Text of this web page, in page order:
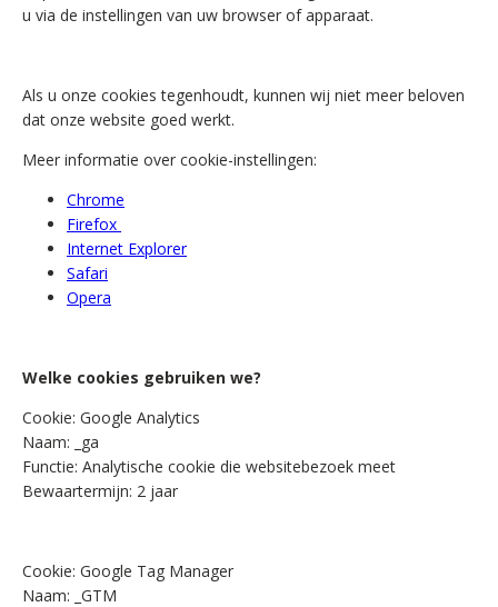
u via de instellingen van uw browser of apparaat.
Als u onze cookies tegenhoudt, kunnen wij niet meer beloven
dat onze website goed werkt.
Meer informatie over cookie-instellingen:
Chrome
Firefox
Internet Explorer
Safari
Opera
Welke cookies gebruiken we?
Cookie: Google Analytics
Naam: _ga
Functie: Analytische cookie die websitebezoek meet
Bewaartermijn: 2 jaar
Cookie: Google Tag Manager
Naam: _GTM